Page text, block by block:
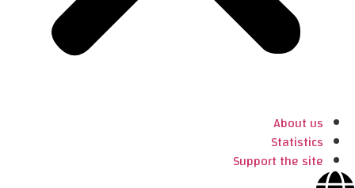
About us
Statistics
Support the site